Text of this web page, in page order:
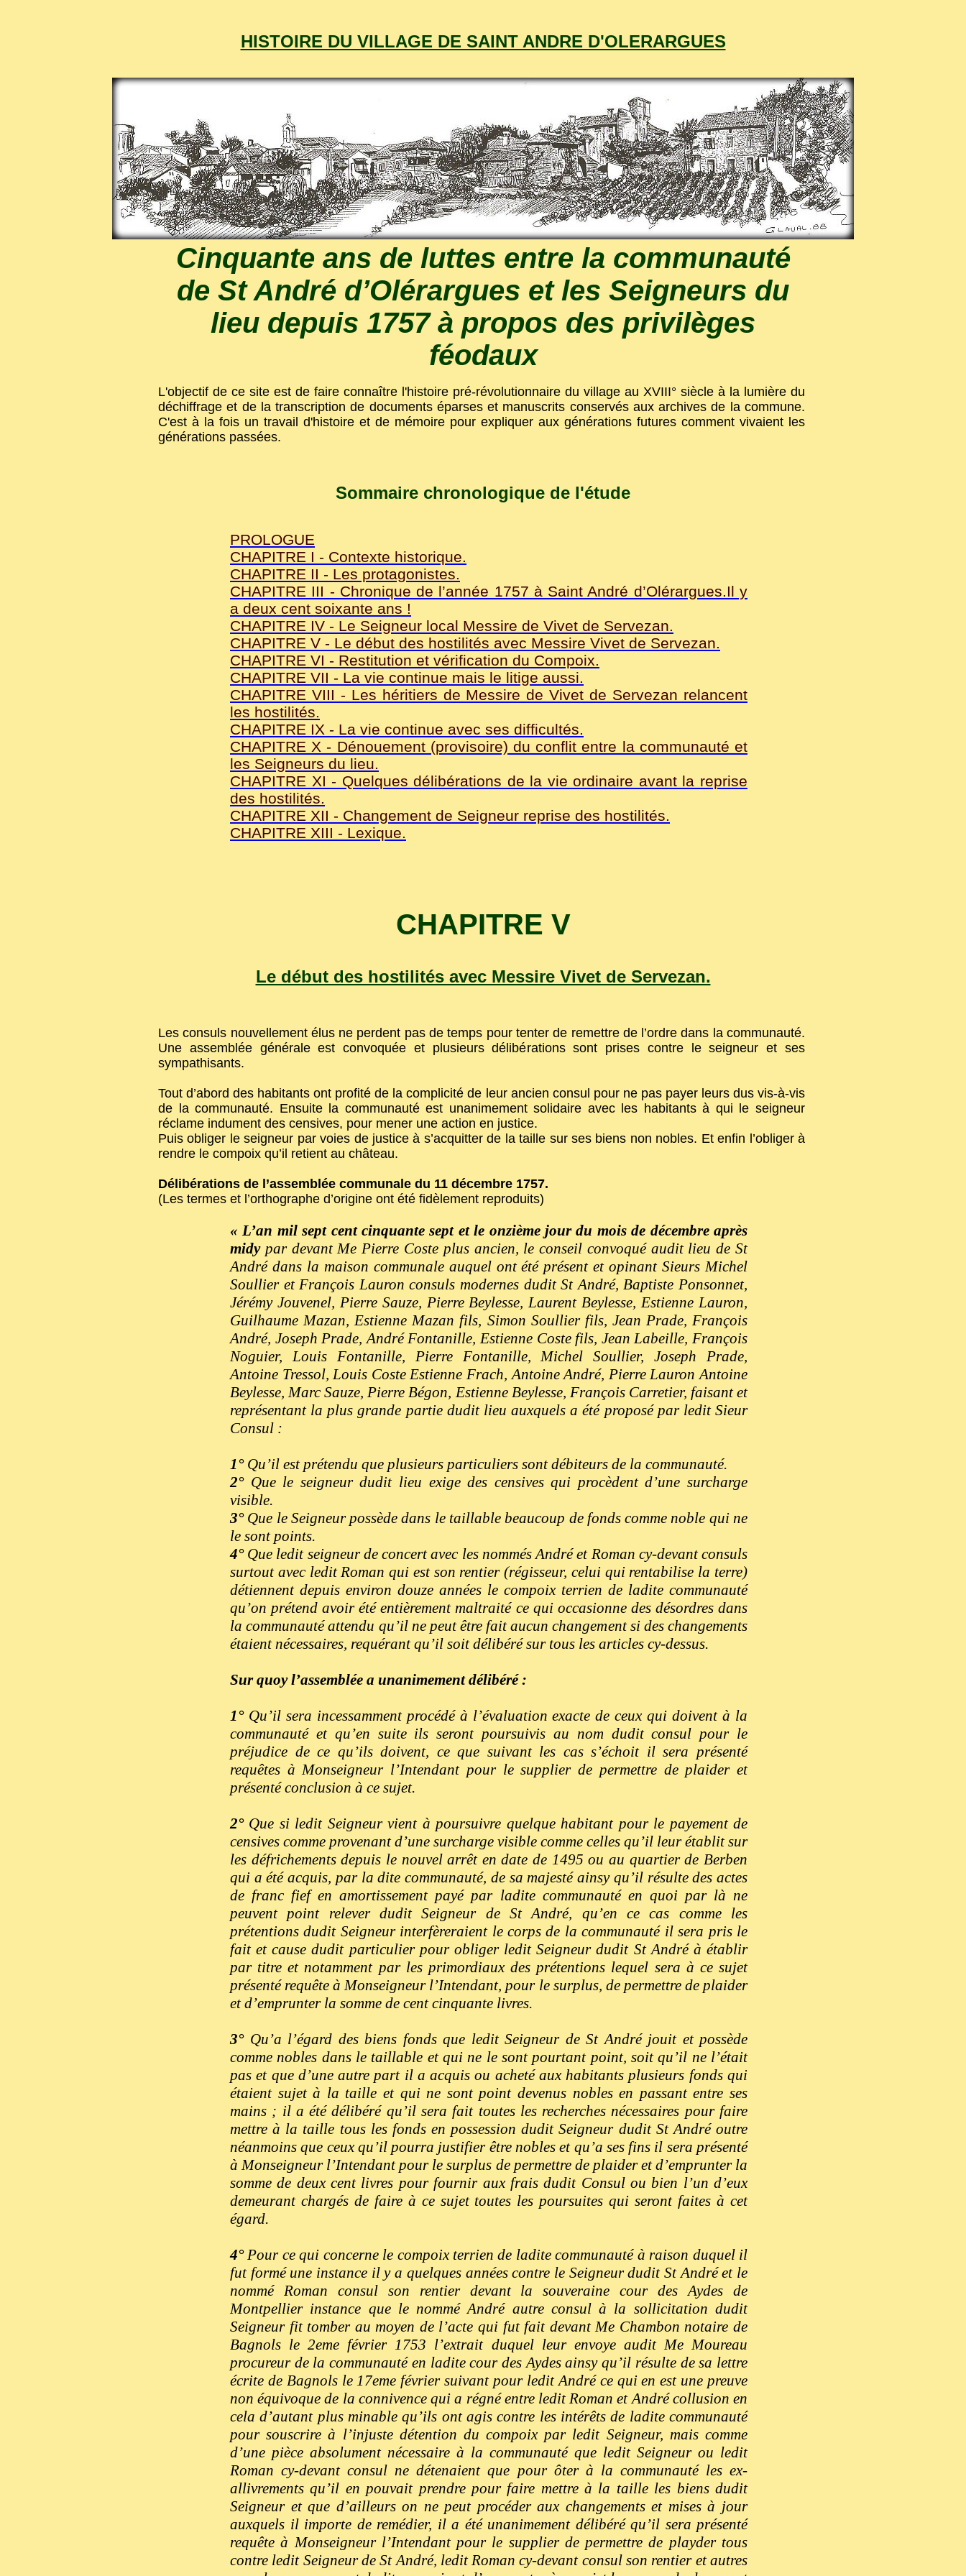
HISTOIRE DU VILLAGE DE SAINT ANDRE D'OLERARGUES
Cinquante ans de luttes entre la communauté
de St André d’Olérargues et les Seigneurs du
lieu depuis 1757 à propos des privilèges
féodaux
L'objectif de ce site est de faire connaître l'histoire pré-révolutionnaire du village au XVIII° siècle à la lumière du
déchiffrage et de la transcription de documents éparses et manuscrits conservés aux archives de la commune.
C'est à la fois un travail d'histoire et de mémoire pour expliquer aux générations futures comment vivaient les
générations passées.
Sommaire chronologique de l'étude
PROLOGUE
CHAPITRE I - Contexte historique.
CHAPITRE II - Les protagonistes.
CHAPITRE III - Chronique de l’année 1757 à Saint André d’Olérargues.Il y
a deux cent soixante ans !
CHAPITRE IV - Le Seigneur local Messire de Vivet de Servezan.
CHAPITRE V - Le début des hostilités avec Messire Vivet de Servezan.
CHAPITRE VI - Restitution et vérification du Compoix.
CHAPITRE VII - La vie continue mais le litige aussi.
CHAPITRE VIII - Les héritiers de Messire de Vivet de Servezan relancent
les hostilités.
CHAPITRE IX - La vie continue avec ses difficultés.
CHAPITRE X - Dénouement (provisoire) du conflit entre la communauté et
les Seigneurs du lieu.
CHAPITRE XI - Quelques délibérations de la vie ordinaire avant la reprise
des hostilités.
CHAPITRE XII - Changement de Seigneur reprise des hostilités.
CHAPITRE XIII - Lexique.
CHAPITRE V
Le début des hostilités avec Messire Vivet de Servezan.
Les consuls nouvellement élus ne perdent pas de temps pour tenter de remettre de l’ordre dans la communauté.
Une assemblée générale est convoquée et plusieurs délibérations sont prises contre le seigneur et ses
sympathisants.
Tout d’abord des habitants ont profité de la complicité de leur ancien consul pour ne pas payer leurs dus vis-à-vis
de la communauté. Ensuite la communauté est unanimement solidaire avec les habitants à qui le seigneur
réclame indument des censives, pour mener une action en justice.
Puis obliger le seigneur par voies de justice à s’acquitter de la taille sur ses biens non nobles. Et enfin l’obliger à
rendre le compoix qu’il retient au château.
Délibérations de l’assemblée communale du 11 décembre 1757.
(Les termes et l’orthographe d’origine ont été fidèlement reproduits)
« L’an mil sept cent cinquante sept et le onzième jour du mois de décembre après
midy par devant Me Pierre Coste plus ancien, le conseil convoqué audit lieu de St
André dans la maison communale auquel ont été présent et opinant Sieurs Michel
Soullier et François Lauron consuls modernes dudit St André, Baptiste Ponsonnet,
Jérémy Jouvenel, Pierre Sauze, Pierre Beylesse, Laurent Beylesse, Estienne Lauron,
Guilhaume Mazan, Estienne Mazan fils, Simon Soullier fils, Jean Prade, François
André, Joseph Prade, André Fontanille, Estienne Coste fils, Jean Labeille, François
Noguier, Louis Fontanille, Pierre Fontanille, Michel Soullier, Joseph Prade,
Antoine Tressol, Louis Coste Estienne Frach, Antoine André, Pierre Lauron Antoine
Beylesse, Marc Sauze, Pierre Bégon, Estienne Beylesse, François Carretier, faisant et
représentant la plus grande partie dudit lieu auxquels a été proposé par ledit Sieur
Consul :
1°Qu’il est prétendu que plusieurs particuliers sont débiteurs de la communauté.
2°Que le seigneur dudit lieu exige des censives qui procèdent d’une surcharge
visible.
3°Que le Seigneur possède dans le taillable beaucoup de fonds comme noble qui ne
le sont points.
4°Que ledit seigneur de concert avec les nommés André et Roman cy-devant consuls
surtout avec ledit Roman qui est son rentier (régisseur, celui qui rentabilise la terre)
détiennent depuis environ douze années le compoix terrien de ladite communauté
qu’on prétend avoir été entièrement maltraité ce qui occasionne des désordres dans
la communauté attendu qu’il ne peut être fait aucun changement si des changements
étaient nécessaires, requérant qu’il soit délibéré sur tous les articles cy-dessus.
Sur quoy l’assemblée a unanimement délibéré :
1°Qu’il sera incessamment procédé à l’évaluation exacte de ceux qui doivent à la
communauté et qu’en suite ils seront poursuivis au nom dudit consul pour le
préjudice de ce qu’ils doivent, ce que suivant les cas s’échoit il sera présenté
requêtes à Monseigneur l’Intendant pour le supplier de permettre de plaider et
présenté conclusion à ce sujet.
2°Que si ledit Seigneur vient à poursuivre quelque habitant pour le payement de
censives comme provenant d’une surcharge visible comme celles qu’il leur établit sur
les défrichements depuis le nouvel arrêt en date de 1495 ou au quartier de Berben
qui a été acquis, par la dite communauté, de sa majesté ainsy qu’il résulte des actes
de franc fief en amortissement payé par ladite communauté en quoi par là ne
peuvent point relever dudit Seigneur de St André, qu’en ce cas comme les
prétentions dudit Seigneur interfèreraient le corps de la communauté il sera pris le
fait et cause dudit particulier pour obliger ledit Seigneur dudit St André à établir
par titre et notamment par les primordiaux des prétentions lequel sera à ce sujet
présenté requête à Monseigneur l’Intendant, pour le surplus, de permettre de plaider
et d’emprunter la somme de cent cinquante livres.
3°Qu’a l’égard des biens fonds que ledit Seigneur de St André jouit et possède
comme nobles dans le taillable et qui ne le sont pourtant point, soit qu’il ne l’était
pas et que d’une autre part il a acquis ou acheté aux habitants plusieurs fonds qui
étaient sujet à la taille et qui ne sont point devenus nobles en passant entre ses
mains ; il a été délibéré qu’il sera fait toutes les recherches nécessaires pour faire
mettre à la taille tous les fonds en possession dudit Seigneur dudit St André outre
néanmoins que ceux qu’il pourra justifier être nobles et qu’a ses fins il sera présenté
à Monseigneur l’Intendant pour le surplus de permettre de plaider et d’emprunter la
somme de deux cent livres pour fournir aux frais dudit Consul ou bien l’un d’eux
demeurant chargés de faire à ce sujet toutes les poursuites qui seront faites à cet
égard.
4°Pour ce qui concerne le compoix terrien de ladite communauté à raison duquel il
fut formé une instance il y a quelques années contre le Seigneur dudit St André et le
nommé Roman consul son rentier devant la souveraine cour des Aydes de
Montpellier instance que le nommé André autre consul à la sollicitation dudit
Seigneur fit tomber au moyen de l’acte qui fut fait devant Me Chambon notaire de
Bagnols le 2eme février 1753 l’extrait duquel leur envoye audit Me Moureau
procureur de la communauté en ladite cour des Aydes ainsy qu’il résulte de sa lettre
écrite de Bagnols le 17eme février suivant pour ledit André ce qui en est une preuve
non équivoque de la connivence qui a régné entre ledit Roman et André collusion en
cela d’autant plus minable qu’ils ont agis contre les intérêts de ladite communauté
pour souscrire à l’injuste détention du compoix par ledit Seigneur, mais comme
d’une pièce absolument nécessaire à la communauté que ledit Seigneur ou ledit
Roman cy-devant consul ne détenaient que pour ôter à la communauté les ex-
allivrements qu’il en pouvait prendre pour faire mettre à la taille les biens dudit
Seigneur et que d’ailleurs on ne peut procéder aux changements et mises à jour
auxquels il importe de remédier, il a été unanimement délibéré qu’il sera présenté
requête à Monseigneur l’Intendant pour le supplier de permettre de playder tous
contre ledit Seigneur de St André, ledit Roman cy-devant consul son rentier et autres